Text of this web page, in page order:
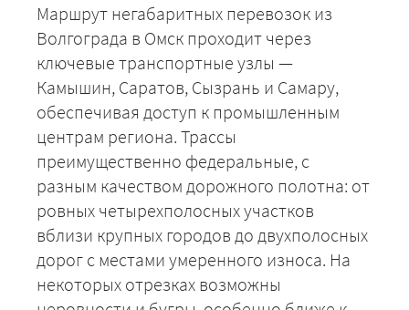
Маршрут негабаритных перевозок из
Волгограда в Омск проходит через
ключевые транспортные узлы —
Камышин, Саратов, Сызрань и Самару,
обеспечивая доступ к промышленным
центрам региона. Трассы
преимущественно федеральные, с
разным качеством дорожного полотна: от
ровных четырехполосных участков
вблизи крупных городов до двухполосных
дорог с местами умеренного износа. На
некоторых отрезках возможны